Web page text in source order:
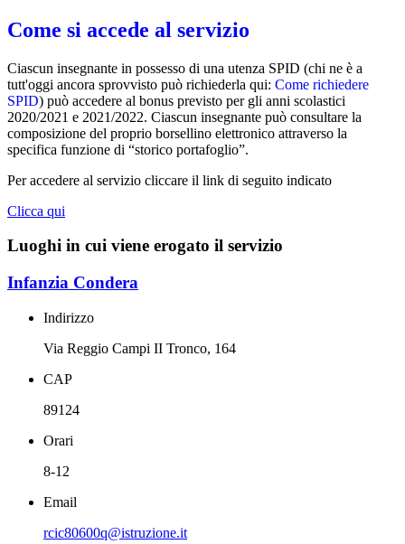
Come si accede al servizio
Ciascun insegnante in possesso di una utenza SPID (chi ne è a
tutt'oggi ancora sprovvisto può richiederla qui: Come richiedere
SPID) può accedere al bonus previsto per gli anni scolastici
2020/2021 e 2021/2022. Ciascun insegnante può consultare la
composizione del proprio borsellino elettronico attraverso la
specifica funzione di “storico portafoglio”.
Per accedere al servizio cliccare il link di seguito indicato
Clicca qui
Luoghi in cui viene erogato il servizio
Infanzia Condera
Indirizzo
Via Reggio Campi II Tronco, 164
CAP
89124
Orari
8-12
Email
rcic80600q@istruzione.it